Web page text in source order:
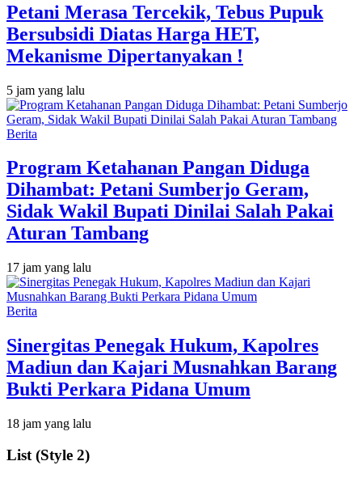
Petani Merasa Tercekik, Tebus Pupuk
Bersubsidi Diatas Harga HET,
Mekanisme Dipertanyakan !
5 jam yang lalu
Berita
Program Ketahanan Pangan Diduga
Dihambat: Petani Sumberjo Geram,
Sidak Wakil Bupati Dinilai Salah Pakai
Aturan Tambang
17 jam yang lalu
Berita
Sinergitas Penegak Hukum, Kapolres
Madiun dan Kajari Musnahkan Barang
Bukti Perkara Pidana Umum
18 jam yang lalu
List (Style 2)